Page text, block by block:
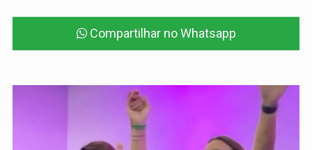
Compartilhar no Whatsapp